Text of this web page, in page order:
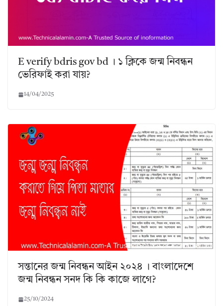
E verify bdris gov bd । ১ ক্লিকে জন্ম নিবন্ধন
ভেরিফাই করা যায়?
14/04/2025
সন্তানের জন্ম নিবন্ধন আইন ২০২৪ । বাংলাদেশে
জন্ম নিবন্ধন সনদ কি কি কাজে লাগে?
25/10/2024